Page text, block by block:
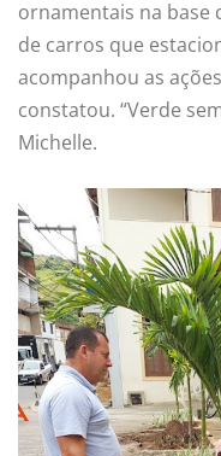
ornamentais na base
de carros que
acompanhou as
constatou. “Verde
Michelle.